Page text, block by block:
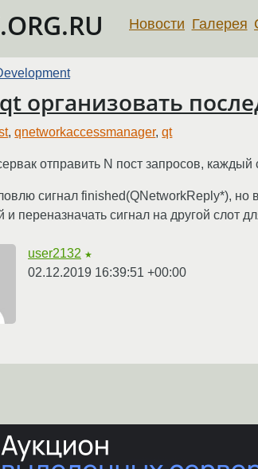
Новости Галерея
организовать
,qnetworkaccessmanager,qt
отправить N пост запросов,
сигнал finished(QNetworkReply*), но
переназначать сигнал на другой слот
user2132 ★
02.12.2019 16:39:51 +00:00